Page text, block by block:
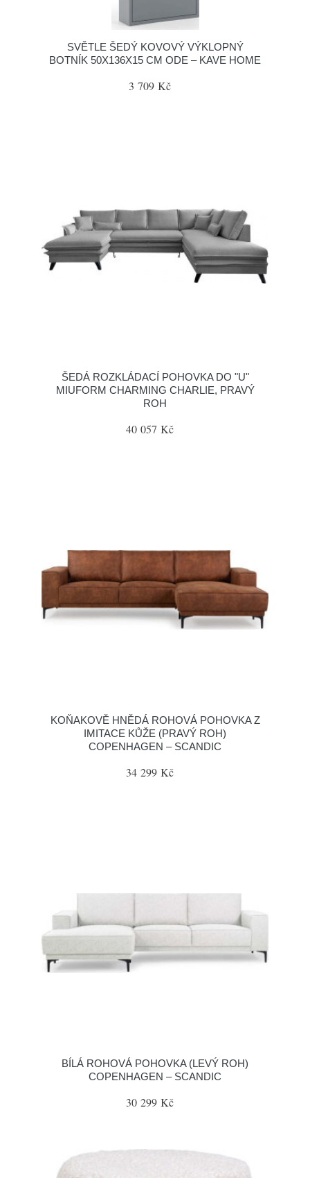
SVĚTLE ŠEDÝ KOVOVÝ VÝKLOPNÝ
BOTNÍK 50X136X15 CM ODE – KAVE HOME
3 709 Kč
ŠEDÁ ROZKLÁDACÍ POHOVKA DO "U"
MIUFORM CHARMING CHARLIE, PRAVÝ
ROH
40 057 Kč
KOŇAKOVĚ HNĚDÁ ROHOVÁ POHOVKA Z
IMITACE KŮŽE (PRAVÝ ROH)
COPENHAGEN – SCANDIC
34 299 Kč
BÍLÁ ROHOVÁ POHOVKA (LEVÝ ROH)
COPENHAGEN – SCANDIC
30 299 Kč